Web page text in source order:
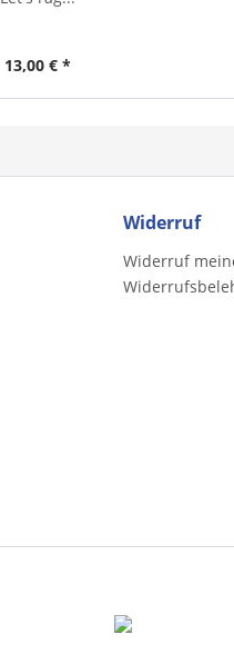
13,00 € *
Widerruf
Widerruf